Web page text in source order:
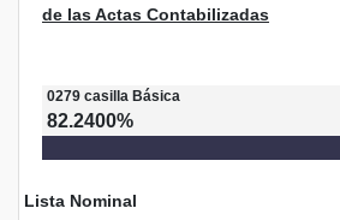
de las Actas Contabilizadas
0279 casilla Básica
82.2400%
Lista Nominal